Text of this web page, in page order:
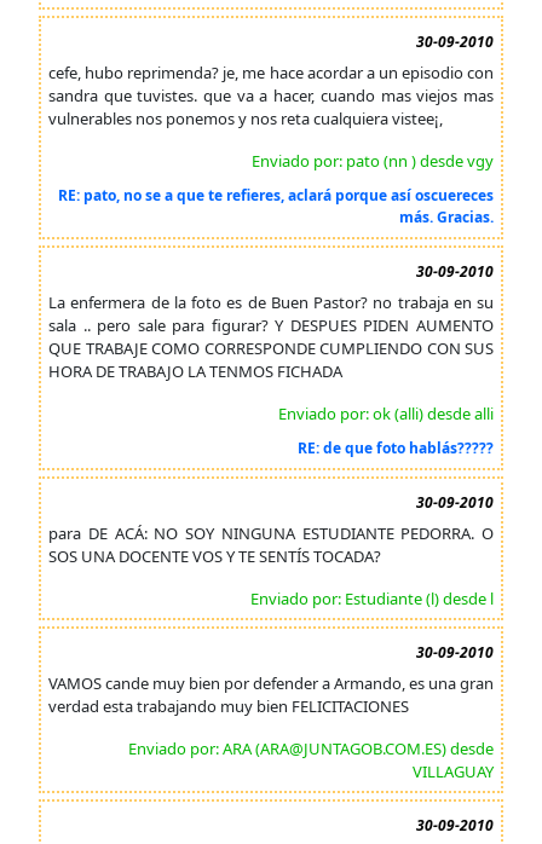
30-09-2010
cefe, hubo reprimenda? je, me hace acordar a un episodio con
sandra que tuvistes. que va a hacer, cuando mas viejos mas
vulnerables nos ponemos y nos reta cualquiera vistee¡,
Enviado por: pato (nn ) desde vgy
RE: pato, no se a que te refieres, aclará porque así oscuereces
más. Gracias.
30-09-2010
La enfermera de la foto es de Buen Pastor? no trabaja en su
sala .. pero sale para figurar? Y DESPUES PIDEN AUMENTO
QUE TRABAJE COMO CORRESPONDE CUMPLIENDO CON SUS
HORA DE TRABAJO LA TENMOS FICHADA
Enviado por: ok (alli) desde alli
RE: de que foto hablás?????
30-09-2010
para DE ACÁ: NO SOY NINGUNA ESTUDIANTE PEDORRA. O
SOS UNA DOCENTE VOS Y TE SENTÍS TOCADA?
Enviado por: Estudiante (l) desde l
30-09-2010
VAMOS cande muy bien por defender a Armando, es una gran
verdad esta trabajando muy bien FELICITACIONES
Enviado por: ARA (ARA@JUNTAGOB.COM.ES) desde
VILLAGUAY
30-09-2010